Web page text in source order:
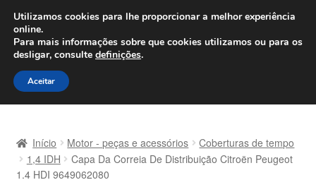
ENVIO a partir de 7 EUR
Seg-Sex, das 9h às 16h800 500 967
Ir
para
a
Saltar
para
o
Carrinho
Início Motor - peças e acessórios
Coberturas de tempo
1,4 IDH
Capa Da Correia De Distribuição Citroën Peugeot
1.4 HDI 9649062080
Utilizamos cookies para lhe proporcionar a melhor experiência
online.
Para mais informações sobre que cookies utilizamos ou para os
desligar, consulte definições.
Aceitar